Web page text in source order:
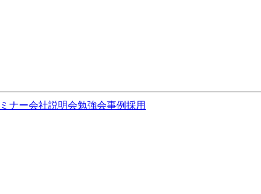
ナー会社説明会勉強会事例採用